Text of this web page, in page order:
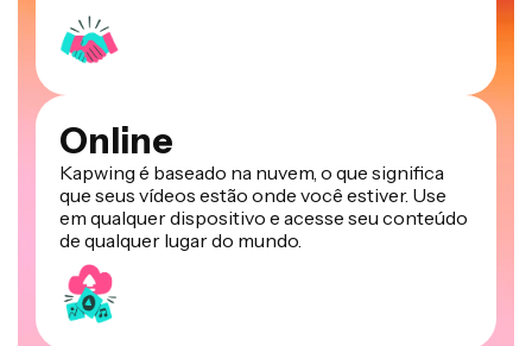
Online
Kapwing é baseado na nuvem, o que significa
que seus vídeos estão onde você estiver. Use
em qualquer dispositivo e acesse seu conteúdo
de qualquer lugar do mundo.